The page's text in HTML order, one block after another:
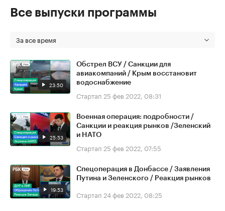
Все выпуски программы
За все время
23:50
Обстрел ВСУ / Санкции для
авиакомпаний / Крым восстановит
водоснабжение
Стартап 25 фев 2022, 08:31
25:53
Военная операция: подробности /
Санкции и реакция рынков /Зеленский
и НАТО
Стартап 25 фев 2022, 07:55
19:53
Спецоперация в Донбассе / Заявления
Путина и Зеленского / Реакция рынков
Стартап 24 фев 2022, 08:25